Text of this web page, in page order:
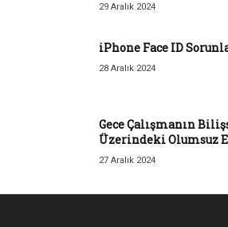
29 Aralık 2024
iPhone Face ID
28 Aralık 2024
Gece Çalışmanın
Üzerindeki Olumsuz
27 Aralık 2024